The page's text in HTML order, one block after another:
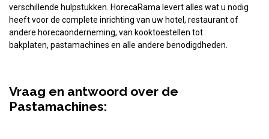
verschillende hulpstukken. HorecaRama levert alles wat u nodig
heeft voor de complete inrichting van uw hotel, restaurant of
andere horecaonderneming, van kooktoestellen tot
bakplaten, pastamachines en alle andere benodigdheden.
Vraag en antwoord over de
Pastamachines: